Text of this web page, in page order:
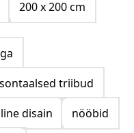
200 x 200 cm
triibud
disain
nööbid